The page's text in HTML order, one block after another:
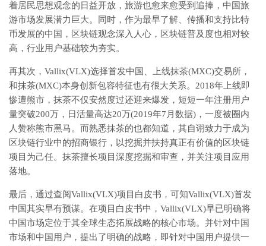
着居民思想观念的日益开放，旅游也愈来愈受到追捧，中国旅
游市场发展潜力巨大。同时，作为最早了解、传播和支持比特
币发展的中国，区块链观念深入人心，区块链普及度也相对较
高，行业用户基础较为夯实。
再其次，Vallix(VLX)选择首发中国、上线抹茶(MXC)交易所，
和抹茶(MXC)本身创新包容特征也有很大关系。2018年上线即
惨遭熊市，抹茶不仅安然度过还迎来爆发，短短一年注册用户
量突破200万，日活量高达20万(2019年7月数据)，一度被圈内
人赞称熊市黑马。而熟悉抹茶的也都知道，其自诩致力于成为
区块链行业中的招商银行，以挖掘并扶持真正有价值的区块链
项目为己任。抹茶擅长项目深度挖掘和审查，并关注项目应用
落地。
最后，通过查阅Vallix(VLX)项目白皮书，可知Vallix(VLX)首发
中国其实早有预谋。在项目白皮书中，Vallix(VLX)早已明确将
中国市场定位于其全球生态拓展战略的核心市场。并针对中国
市场和中国用户，提出了明确的战略，即针对中国用户提供一